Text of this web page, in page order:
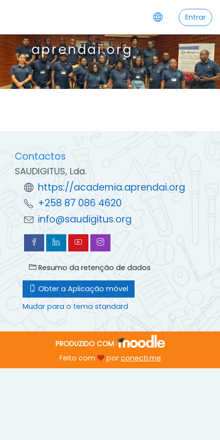
Entrar
aprendai.org
Contactos
SAUDIGITUS, Lda.
https://academia.aprendai.org
+258 87 086 4620
info@saudigitus.org
Resumo da retenção de dados
Obter a Aplicação móvel
Mudar para o tema standard
PRODUZIDO COM
Feito com
por conecti.me